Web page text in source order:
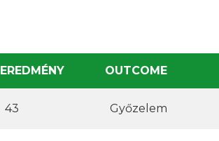
EREDMÉNY OUTCOME
43 Győzelem